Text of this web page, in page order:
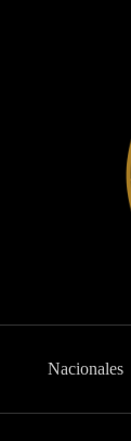
Nacionales